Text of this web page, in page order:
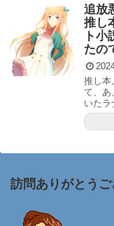
追放
推し
ト
たの
推し本
て、あ
いたラ
訪問ありがとう